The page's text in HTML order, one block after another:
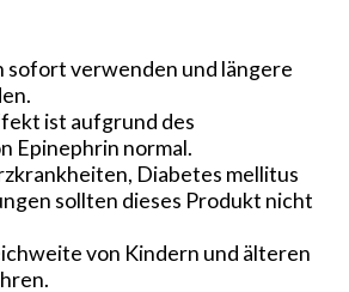
sofort verwenden und längere
ist aufgrund des
Epinephrin normal.
Diabetes mellitus
sollten dieses Produkt nicht
von Kindern und älteren